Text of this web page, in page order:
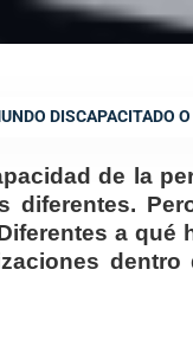
DISCAPACITADO
de la
diferentes.
a